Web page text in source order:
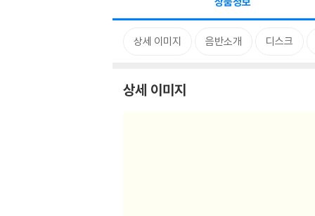
상세 이미지 음반소개 디스크
상세 이미지